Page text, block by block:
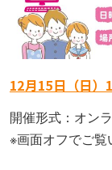
12月15日（日）
開催形式：オン
※画面オフでご覧